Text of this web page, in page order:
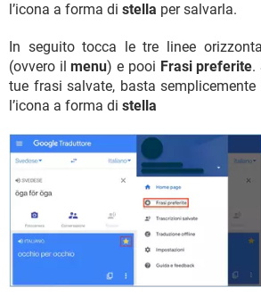
l’icona a forma di stella per salvarla.
In seguito tocca le tre linee
(ovvero ilmenu) e pooi Frasi preferite.
tue frasi salvate, basta semplicemente
l’icona a forma di stella